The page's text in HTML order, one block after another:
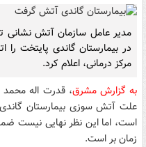
مدیر عامل سازمان آتش نشانی
در بیمارستان گاندی پایتخت را
مرکز درمانی، اعلام کرد.
به گزارش مشرق، قدرت اله محمد
علت آتش سوزی بیمارستان
است، اما این نظر نهایی نیست ضمن
زمان بر است.